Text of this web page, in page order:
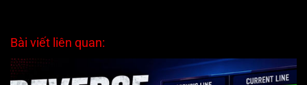
Bài viết liên quan: